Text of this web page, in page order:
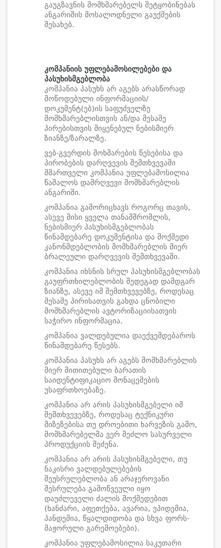
გაუგზავნის მომხმარებელს შეტყობინებას
ანგარიშის მოსალოდნელი გაუქმების
შესახებ.
კომპანიის უფლებამოსილებები და
პასუხისმგებლობა
კომპანია პასუხს არ აგებს არასწორად
მოწოდებული ინფორმაციის/
დოკუმენტ(ებ)ის საფუძველზე
მომხმარებლისთვის ან/და მესამე
პირებისთვის მიყენებულ ნებისმიერ
ზიანზე/ზარალზე.
ვებ-გვერდის მოხმარების წესებისა და
პირობების დარღვევის შემთხვევაში
მმართველი კომპანია უფლებამოსილია
წაშალოს დამრღვევი მომხმარებლის
ანგარიში.
კომპანია გამორიცხავს როგორც თავის,
ასევე მისი ყველა თანამშრომლის,
ნებისმიერ პასუხისმგებლობას
წინამდებარე დოკუმენტისა და მოქმედი
კანონმდებლობის მომხმარებლის მიერ
ბრალეული დარღვევის შემთხვევაში.
კომპანია იხსნის სრულ პასუხისმგებლობას
გაუფრთხილებლობის შედეგად დამდგარ
ზიანზე, ასევე იმ შემთხვევებზე, როდესაც
მესამე პირისათვის გახდა ცნობილი
მომხმარებლის ავტორიზაციისათვის
საჭირო ინფორმაცია.
კომპანია ვალდებულია დაექვემდებაროს
წინამდებარე წესებს.
კომპანია პასუხს არ აგებს მომხმარებლის
მიერ მითითებული ბარათის
საიდენტიფიკაციო მონაცემების
უსაფრთხოებაზე.
კომპანია არ არის პასუხისმგებელი იმ
შემთხვევებზე, როდესაც ტექნიკური
მიზეზებისა თუ დროებითი ხარვეზის გამო,
მომხმარებელმა ვერ შეძლო სასურველი
პროდუქციის შეძენა.
კომპანია არ არის პასუხისმგებელი, თუ
ნაკისრი ვალდებულებების
შეუსრულებლობა ან არაჯეროვანი
შესრულება გამოწვეული იყო
დაუძლეველი ძალის მოქმედებით
(ხანძარი, აფეთქება, ავარია, ეპიდემია,
პანდემია, წყალდიდობა და სხვა ფორს-
მაჟორული გარემოებები).
კომპანია უფლებამოსილია საკუთარი